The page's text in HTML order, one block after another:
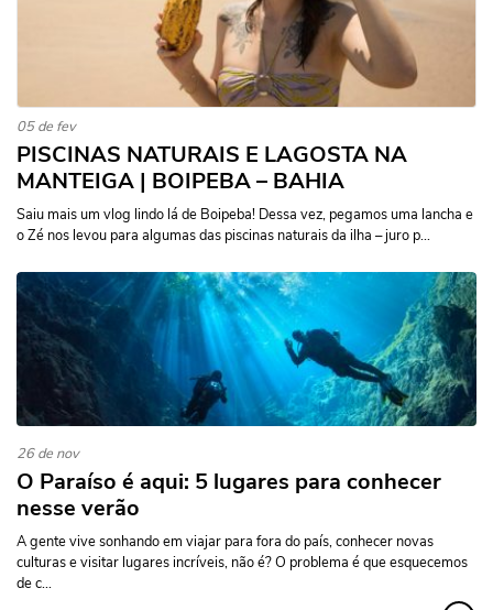
05 de fev
PISCINAS NATURAIS E LAGOSTA NA
MANTEIGA | BOIPEBA – BAHIA
Saiu mais um vlog lindo lá de Boipeba! Dessa vez, pegamos uma lancha e
o Zé nos levou para algumas das piscinas naturais da ilha – juro p...
26 de nov
O Paraíso é aqui: 5 lugares para conhecer
nesse verão
A gente vive sonhando em viajar para fora do país, conhecer novas
culturas e visitar lugares incríveis, não é? O problema é que esquecemos
de c...